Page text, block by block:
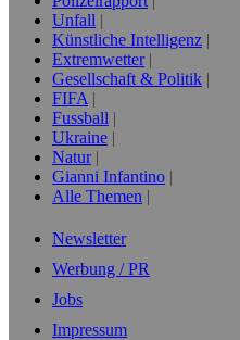
Unfall
Künstliche Intelligenz
Extremwetter
Gesellschaft & Politik
FIFA
Fussball
Ukraine
Natur
Gianni Infantino
Alle Themen
Newsletter
Werbung / PR
Jobs
Impressum